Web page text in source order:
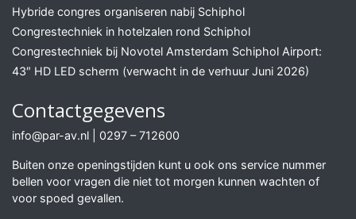
Hybride congres organiseren nabij Schiphol
Congrestechniek in hotelzalen rond Schiphol
Congrestechniek bij Novotel Amsterdam Schiphol Airport:
43″ HD LED scherm (verwacht in de verhuur Juni 2026)
Contactgegevens
info@par-av.nl 0297 – 712600
Buiten onze openingstijden kunt u ook ons service nummer
bellen voor vragen die niet tot morgen kunnen wachten of
voor spoed gevallen.